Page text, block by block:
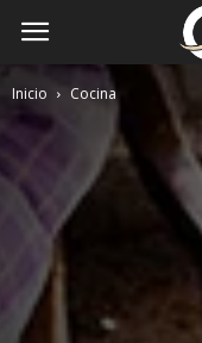
Copérnico
Inicio Cocina